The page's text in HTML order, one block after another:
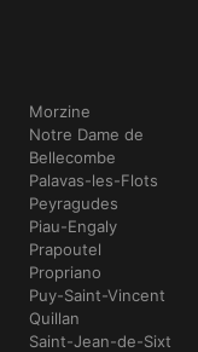
Morzine
Notre Dame de
Bellecombe
Palavas-les-Flots
Peyragudes
Piau-Engaly
Prapoutel
Propriano
Puy-Saint-Vincent
Quillan
Saint-Jean-de-Sixt